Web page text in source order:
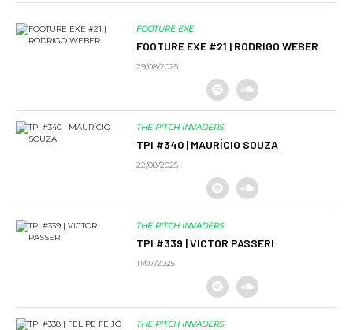
FOOTURE EXE
FOOTURE EXE #21 | RODRIGO WEBER
29/08/2025
THE PITCH INVADERS
TPI #340 | MAURÍCIO SOUZA
22/08/2025
THE PITCH INVADERS
TPI #339 | VICTOR PASSERI
11/07/2025
THE PITCH INVADERS